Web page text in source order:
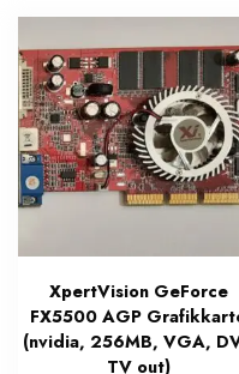
XpertVision GeForce
FX5500 AGP
(nvidia, 256MB, VGA,
TV out)